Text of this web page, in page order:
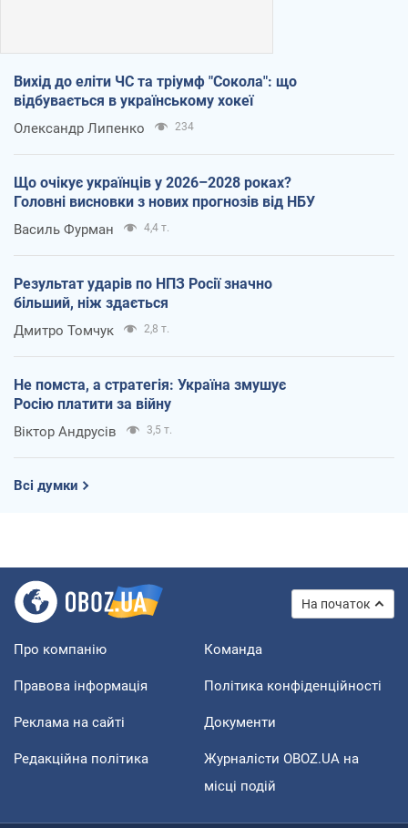
Вихід до еліти ЧС та тріумф "Сокола": що
відбувається в українському хокеї
Олександр Липенко 234
Що очікує українців у 2026–2028 роках?
Головні висновки з нових прогнозів від НБУ
Василь Фурман 4,4 т.
Результат ударів по НПЗ Росії значно
більший, ніж здається
Дмитро Томчук 2,8 т.
Не помста, а стратегія: Україна змушує
Росію платити за війну
Віктор Андрусів 3,5 т.
Всі думки
На початок
Про компанію Команда
Правова інформація Політика конфіденційності
Реклама на сайті Документи
Редакційна політика
Журналісти OBOZ.UA на
місці подій